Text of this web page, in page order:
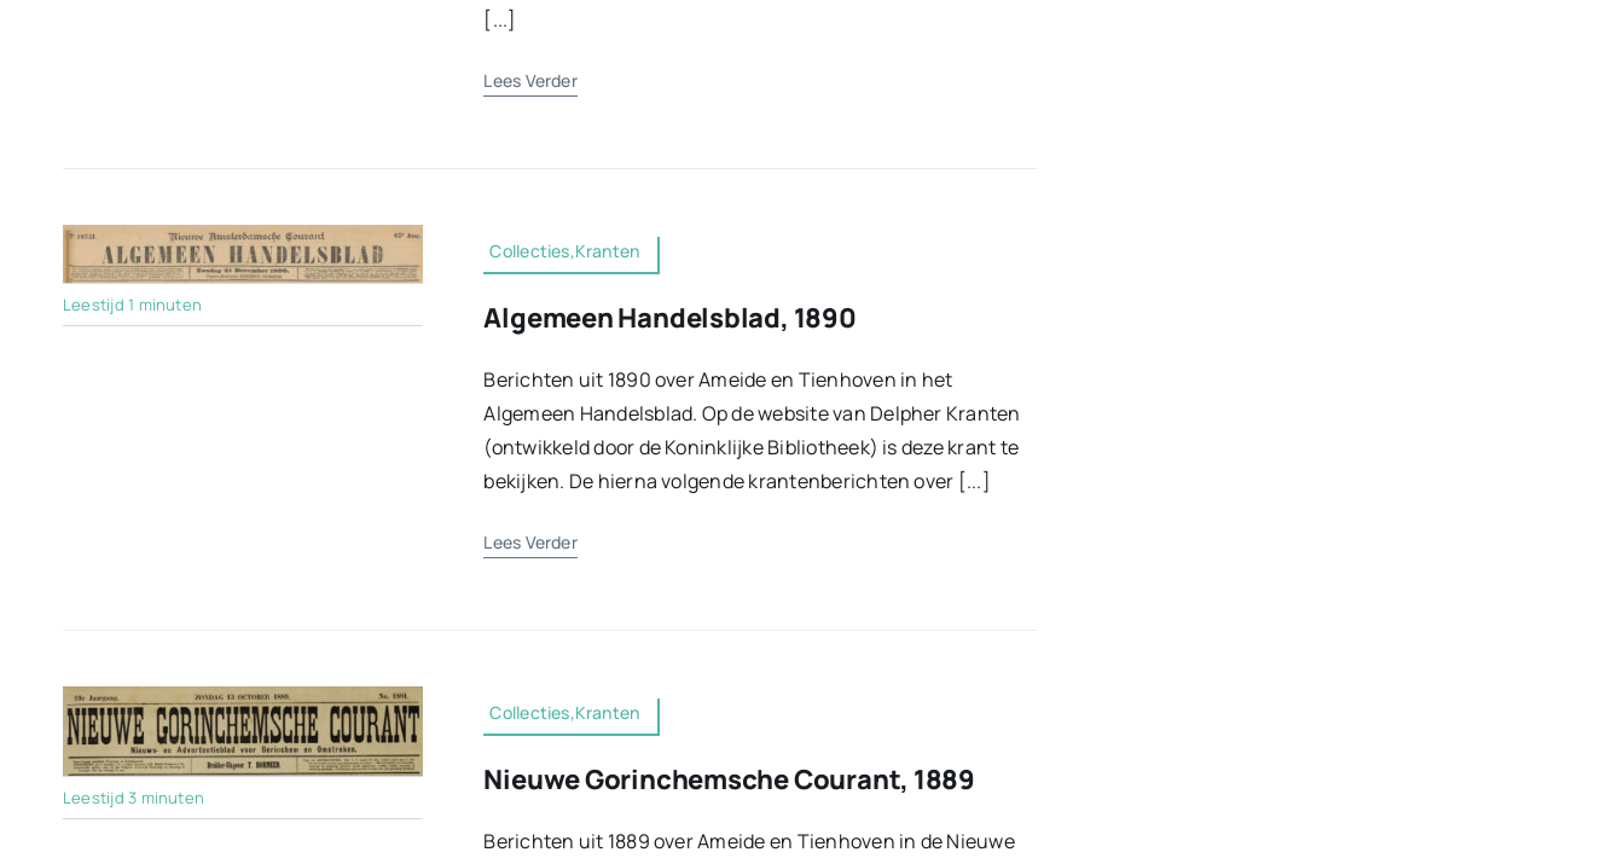
[...]
Lees Verder
Leestijd 1 minuten
Collecties,Kranten
Algemeen Handelsblad, 1890
Berichten uit 1890 over Ameide en Tienhoven in het
Algemeen Handelsblad. Op de website van Delpher Kranten
(ontwikkeld door de Koninklijke Bibliotheek) is deze krant te
bekijken. De hierna volgende krantenberichten over [...]
Lees Verder
Leestijd 3 minuten
Collecties,Kranten
Nieuwe Gorinchemsche Courant, 1889
Berichten uit 1889 over Ameide en Tienhoven in de Nieuwe